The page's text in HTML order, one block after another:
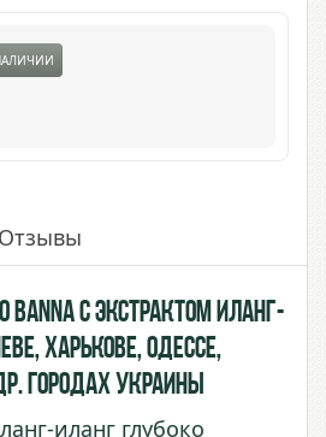
Отзывы
BANNA с экстрактом Иланг-
Харькове, Одессе,
городах Украины
иланг глубоко